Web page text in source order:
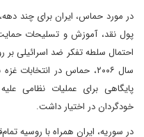
در مورد حماس، ایران برای چند
پول نقد، آموزش و تسلیحات
احتمال سلطه تفکر ضد اسرائیلی بر
سال ۲۰۰۶، حماس در
پایگاهی برای عملیات نظامی
خودگردان در اختیار داشت.
در سوریه، ایران همراه با روسیه